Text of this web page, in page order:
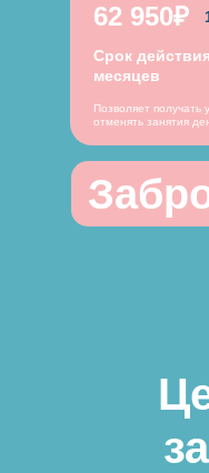
Позволяет
отменять занятия
62 950₽
Срок
месяцев